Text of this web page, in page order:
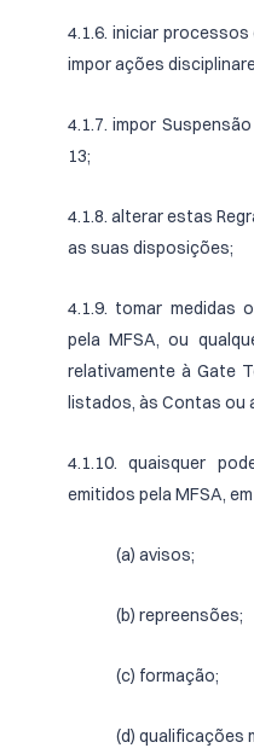
4.1.6. iniciar
impor ações
4.1.7. impor
13;
4.1.8. alterar estas
as suas disposições;
4.1.9. tomar medidas
pela MFSA, ou
relativamente à Gate
listados, às Contas ou
4.1.10. quaisquer
emitidos pela MFSA,
(a) avisos;
(b) repreensões;
(c) formação;
(d) qualificações